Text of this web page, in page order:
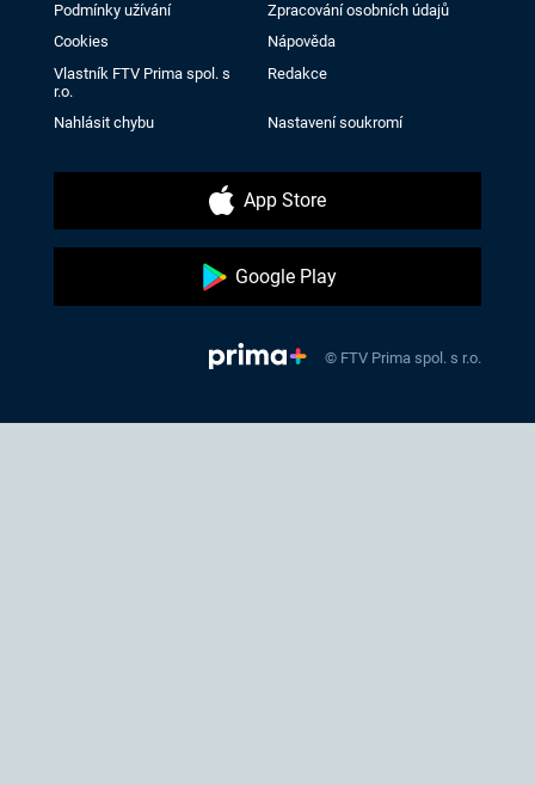
Podmínky užívání
Zpracování osobních údajů
Cookies
Nápověda
Vlastník FTV Prima spol. s
r.o.
Redakce
Nahlásit chybu Nastavení soukromí
App Store
Google Play
© FTV Prima spol. s r.o.